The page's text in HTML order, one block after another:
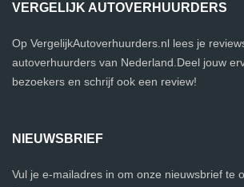
VERGELIJK AUTOVERHUURDERS
Op VergelijkAutoverhuurders.nl lees je
autoverhuurders van Nederland.Deel jouw
bezoekers en schrijf ook een review!
NIEUWSBRIEF
Vul je e-mailadres in om onze nieuwsbrief te